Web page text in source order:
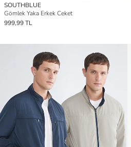
SOUTHBLUE
Gömlek Yaka Erkek Ceket
999,99 TL